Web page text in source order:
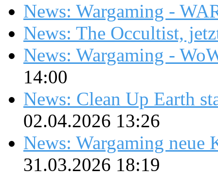
News: Wargaming -
News: The Occultist,
News: Wargaming -
14:00
News: Clean Up Earth
02.04.2026 13:26
News: Wargaming neue
31.03.2026 18:19